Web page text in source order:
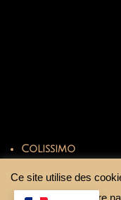
Colissimo
Ce site utilise des
En continuant votre